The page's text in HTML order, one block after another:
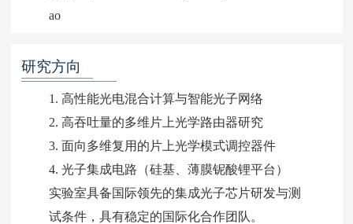
ao
研究方向
1. 高性能光电混合计算与智能光子网络
2. 高吞吐量的多维片上光学路由器研究
3. 面向多维复用的片上光学模式调控器件
4. 光子集成电路（硅基、薄膜铌酸锂平台）
实验室具备国际领先的集成光子芯片研发与测
试条件，具有稳定的国际化合作团队。